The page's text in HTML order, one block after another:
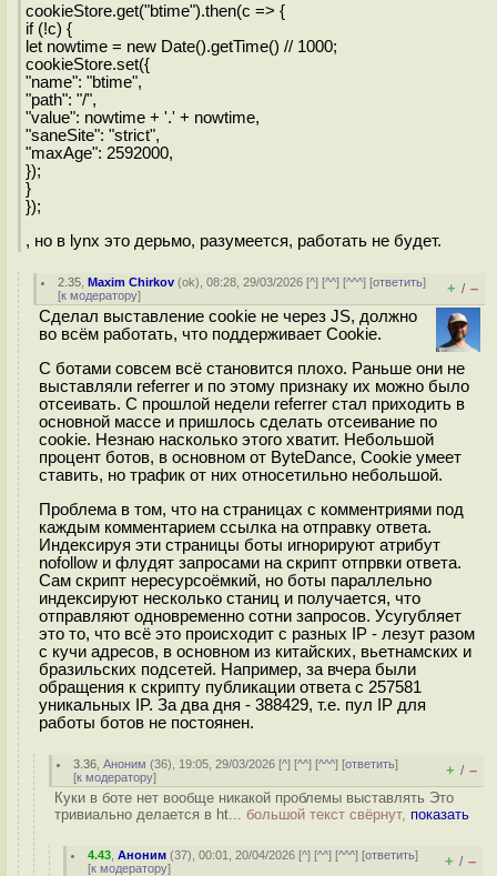
cookieStore.get("btime").then(c => {
if (!c) {
let nowtime = new Date().getTime() // 1000;
cookieStore.set({
"name": "btime",
"path": "/",
"value": nowtime + '.' + nowtime,
"saneSite": "strict",
"maxAge": 2592000,
});
}
});
, но в lynx это дерьмо, разумеется, работать не будет.
2.35 ,Maxim Chirkov (ok), 08:28, 29/03/2026 [^] [^^] [^^^] [ответить]
[к модератору] + / –
Сделал выставление cookie не через JS, должно
во всём работать, что поддерживает Cookie.
С ботами совсем всё становится плохо. Раньше они не
выставляли referrer и по этому признаку их можно было
отсеивать. С прошлой недели referrer стал приходить в
основной массе и пришлось сделать отсеивание по
cookie. Незнаю насколько этого хватит. Небольшой
процент ботов, в основном от ByteDance, Cookie умеет
ставить, но трафик от них относетильно небольшой.
Проблема в том, что на страницах с комментриями под
каждым комментарием ссылка на отправку ответа.
Индексируя эти страницы боты игнорируют атрибут
nofollow и флудят запросами на скрипт отпрвки ответа.
Сам скрипт нересурсоёмкий, но боты параллельно
индексируют несколько станиц и получается, что
отправляют одновременно сотни запросов. Усугубляет
это то, что всё это происходит с разных IP - лезут разом
с кучи адресов, в основном из китайских, вьетнамских и
бразильских подсетей. Например, за вчера были
обращения к скрипту публикации ответа с 257581
уникальных IP. За два дня - 388429, т.е. пул IP для
работы ботов не постоянен.
3.36 ,Аноним (36), 19:05, 29/03/2026 [^] [^^] [^^^] [ответить]
[к модератору] + / –
Куки в боте нет вообще никакой проблемы выставлять Это
тривиально делается в ht... большой текст свёрнут, показать
4.43 ,Аноним (37), 00:01, 20/04/2026 [^] [^^] [^^^] [ответить]
[к модератору] + / –